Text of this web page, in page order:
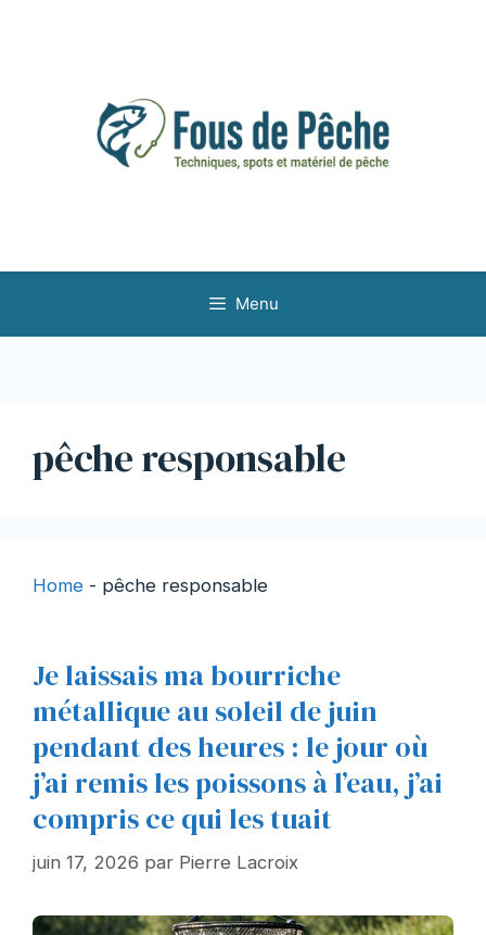
Menu
pêche responsable
Home - pêche responsable
Je laissais ma bourriche
métallique au soleil de juin
pendant des heures : le jour où
j’ai remis les poissons à l’eau, j’ai
compris ce qui les tuait
juin 17, 2026 par Pierre Lacroix